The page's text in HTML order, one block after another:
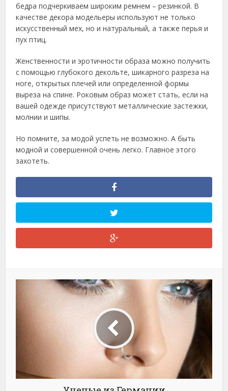
бедра подчеркиваем широким ремнем – резинкой. В
качестве декора модельеры используют не только
искусственный мех, но и натуральный, а также перья и
пух птиц.
Женственности и эротичности образа можно получить
с помощью глубокого декольте, шикарного разреза на
ноге, открытых плечей или определенной формы
выреза на спине. Роковым образ может стать, если на
вашей одежде присутствуют металлические застежки,
молнии и шипы.
Но помните, за модой успеть не возможно. А быть
модной и совершенной очень легко. Главное этого
захотеть.